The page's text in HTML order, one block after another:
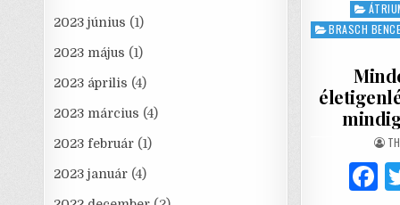
Posted
in
BRASCH BENCE
2023 június (1)
2023 május (1)
2023 április (4)
2023 március (4)
2023 február (1)
2023 január (4)